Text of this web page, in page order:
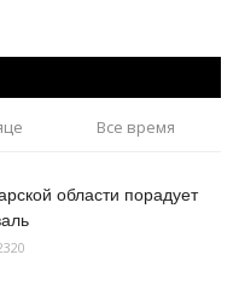
Все время
области порадует